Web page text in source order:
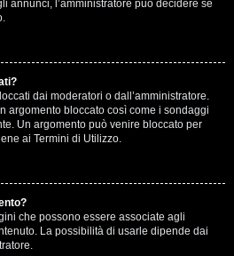
annunci, l’amministratore può decidere se
dai moderatori o dall’amministratore.
argomento bloccato così come i sondaggi
Un argomento può venire bloccato per
ai Termini di Utilizzo.
che possono essere associate agli
La possibilità di usarle dipende dai